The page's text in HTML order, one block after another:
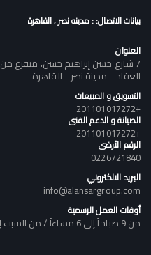
بيانات الاتصال: : مدينه نصر , القاهرة
العنوان
7 شارع حسن إبراهيم حسن،
العقاد - مدينة نصر - القاهرة
التسويق و المبيعات
+201101017272
الصيانة و الدعم الفنى
+201101017272
الرقم الأرضى
0226721840
البريد الالكتروني
info@alansargroup.com
أوقات العمل الرسمية
من 9 صباحاً إلى 6 مساءاً / من السبت إلى الخميس